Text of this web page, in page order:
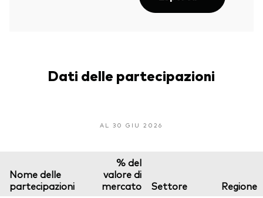
Dati delle partecipazioni
AL 30 GIU 2026
Nome delle
partecipazioni
% del
valore di
mercato
Settore
Regione